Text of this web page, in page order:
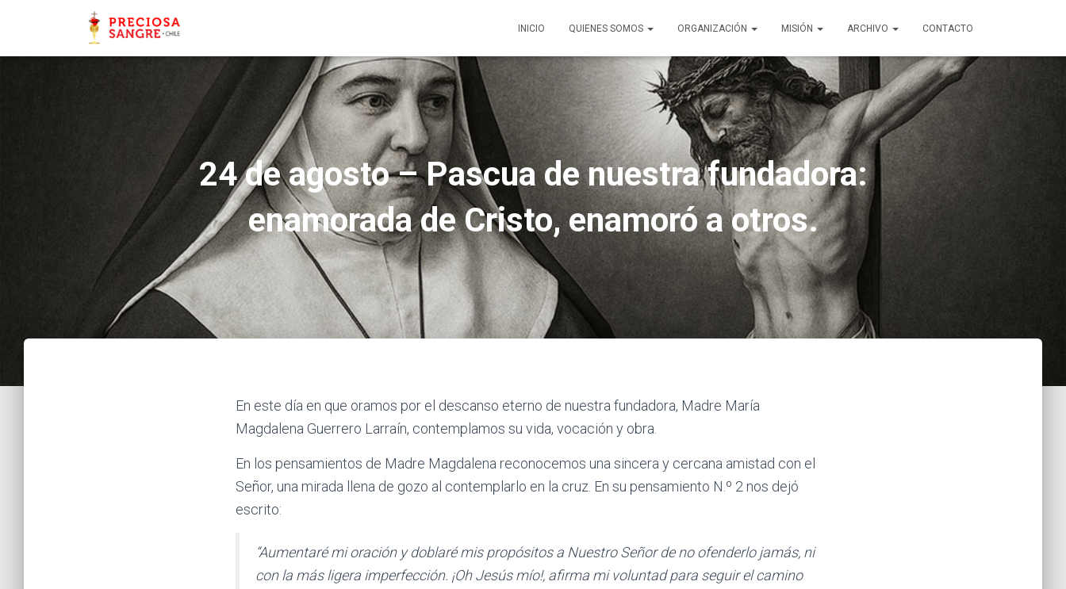
INICIO QUIENES SOMOS ORGANIZACIÓN MISIÓN ARCHIVO CONTACTO
24 de agosto – Pascua de nuestra fundadora:
enamorada de Cristo, enamoró a otros.
En este día en que oramos por el descanso eterno de nuestra fundadora, Madre María
Magdalena Guerrero Larraín, contemplamos su vida, vocación y obra.
En los pensamientos de Madre Magdalena reconocemos una sincera y cercana amistad con el
Señor, una mirada llena de gozo al contemplarlo en la cruz. En su pensamiento N.º 2 nos dejó
escrito:
“Aumentaré mi oración y doblaré mis propósitos a Nuestro Señor de no ofenderlo jamás, ni
con la más ligera imperfección. ¡Oh Jesús mío!, afirma mi voluntad para seguir el camino